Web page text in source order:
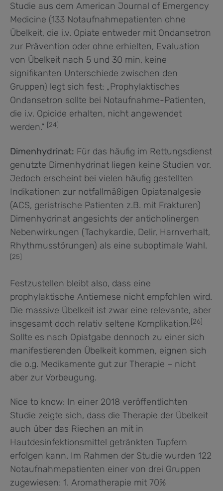
Studie aus dem American Journal of Emergency
Medicine (133 Notaufnahmepatienten ohne
Übelkeit, die i.v. Opiate entweder mit Ondansetron
zur Prävention oder ohne erhielten, Evaluation
von Übelkeit nach 5 und 30 min, keine
signifikanten Unterschiede zwischen den
Gruppen) legt sich fest: „Prophylaktisches
Ondansetron sollte bei Notaufnahme-Patienten,
die i.v. Opioide erhalten, nicht angewendet
werden.“ [24]
Dimenhydrinat: Für das häufig im Rettungsdienst
genutzte Dimenhydrinat liegen keine Studien vor.
Jedoch erscheint bei vielen häufig gestellten
Indikationen zur notfallmäßigen Opiatanalgesie
(ACS, geriatrische Patienten z.B. mit Frakturen)
Dimenhydrinat angesichts der anticholinergen
Nebenwirkungen (Tachykardie, Delir, Harnverhalt,
Rhythmusstörungen) als eine suboptimale Wahl.
[25]
Festzustellen bleibt also, dass eine
prophylaktische Antiemese nicht empfohlen wird.
Die massive Übelkeit ist zwar eine relevante, aber
insgesamt doch relativ seltene Komplikation.[26]
Sollte es nach Opiatgabe dennoch zu einer sich
manifestierenden Übelkeit kommen, eignen sich
die o.g. Medikamente gut zur Therapie – nicht
aber zur Vorbeugung.
Nice to know: In einer 2018 veröffentlichten
Studie zeigte sich, dass die Therapie der Übelkeit
auch über das Riechen an mit in
Hautdesinfektionsmittel getränkten Tupfern
erfolgen kann. Im Rahmen der Studie wurden 122
Notaufnahmepatienten einer von drei Gruppen
zugewiesen: 1. Aromatherapie mit 70%